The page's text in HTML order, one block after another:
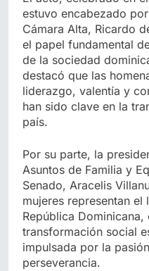
estuvo encabezado
Cámara Alta, Ricardo
el papel fundamental
de la sociedad
destacó que las
liderazgo, valentía y
han sido clave en la
país.
Por su parte, la
Asuntos de Familia y
Senado, Aracelis
mujeres representan
República
transformación social
impulsada por la
perseverancia.